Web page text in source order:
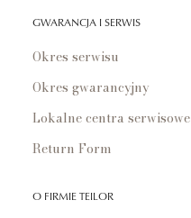
GWARANCJA I SERWIS
Okres serwisu
Okres gwarancyjny
Lokalne centra serwisowe
Return Form
O FIRMIE TEILOR